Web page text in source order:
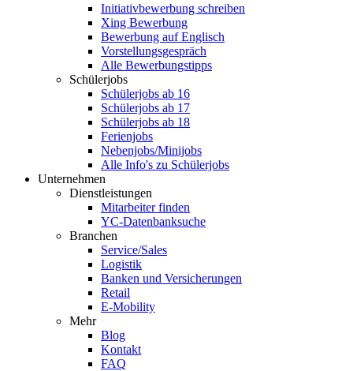
Initiativbewerbung schreiben
Xing Bewerbung
Bewerbung auf Englisch
Vorstellungsgespräch
Alle Bewerbungstipps
Schülerjobs
Schülerjobs ab 16
Schülerjobs ab 17
Schülerjobs ab 18
Ferienjobs
Nebenjobs/Minijobs
Alle Info's zu Schülerjobs
Unternehmen
Dienstleistungen
Mitarbeiter finden
YC-Datenbanksuche
Branchen
Service/Sales
Logistik
Banken und Versicherungen
Retail
E-Mobility
Mehr
Blog
Kontakt
FAQ